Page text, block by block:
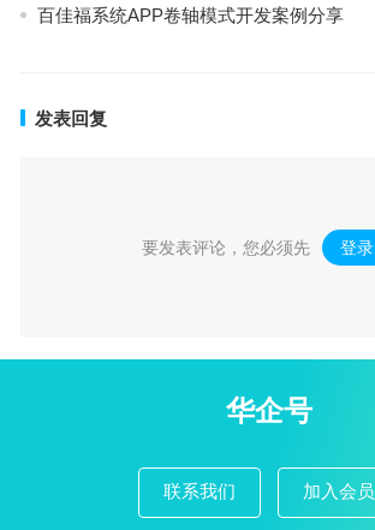
百佳福系统APP卷轴模式开发案例分享
发表回复
要发表评论，您必须先 登录
华企号
联系我们 加入会员